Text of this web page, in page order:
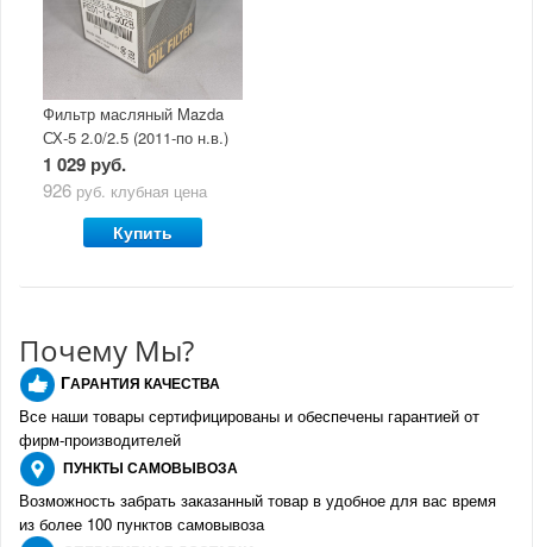
Фильтр масляный Mazda
СХ-5 2.0/2.5 (2011-по н.в.)
1 029 руб.
926 руб. клубная цена
Купить
Почему Мы?
ГАРАНТИЯ КАЧЕСТВА
Все наши товары сертифицированы и обеспечены гарантией от
фирм-производителей
ПУНКТЫ САМОВЫВОЗА
Возможность забрать заказанный товар в удобное для вас время
из более 100 пунктов самовывоза